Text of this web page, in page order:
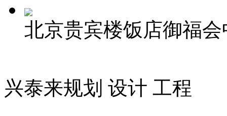
北京贵宾楼饭店御福
兴泰来规划 设计 工程